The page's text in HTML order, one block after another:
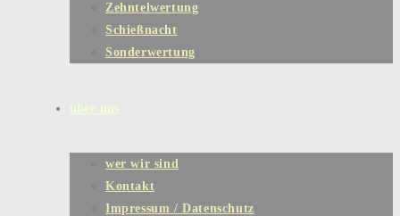
Zehntelwertung
Schießnacht
Sonderwertung
wer wir sind
Kontakt
Impressum / Datenschutz